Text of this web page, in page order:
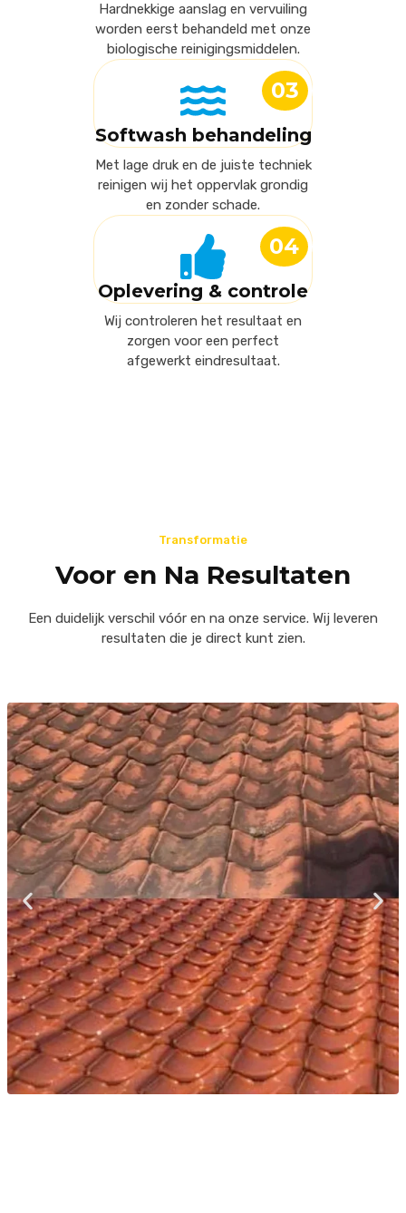
Hardnekkige aanslag en vervuiling
worden eerst behandeld met onze
biologische reinigingsmiddelen.
03
Softwash behandeling
Met lage druk en de juiste techniek
reinigen wij het oppervlak grondig
en zonder schade.
04
Oplevering & controle
Wij controleren het resultaat en
zorgen voor een perfect
afgewerkt eindresultaat.
Transformatie
Voor en Na Resultaten
Een duidelijk verschil vóór en na onze service. Wij leveren
resultaten die je direct kunt zien.